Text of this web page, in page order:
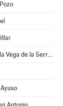
Montejo de la Vega de la Serrezuela